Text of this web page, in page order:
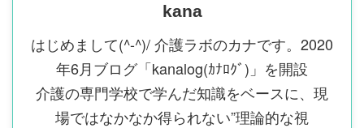
kana
はじめまして(^-^)/ 介護ラボのカナです。2020
年6月ブログ「kanalog(ｶﾅﾛｸﾞ)」を開設
介護の専門学校で学んだ知識をベースに、現
場ではなかなか得られない”理論的な視